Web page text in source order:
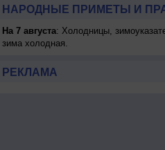
НАРОДНЫЕ ПРИМЕТЫ И
На 7 августа: Холодницы,
зима холодная.
РЕКЛАМА